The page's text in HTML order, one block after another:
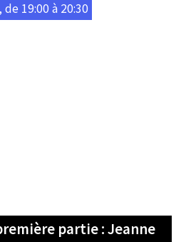
19:00 à 20:30
partie : Jeanne